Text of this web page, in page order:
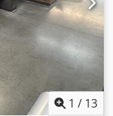
1 / 13